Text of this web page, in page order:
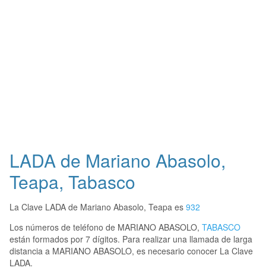
LADA de Mariano Abasolo,
Teapa, Tabasco
La Clave LADA de Mariano Abasolo, Teapa es 932
Los números de teléfono de MARIANO ABASOLO, TABASCO
están formados por 7 dígitos. Para realizar una llamada de larga
distancia a MARIANO ABASOLO, es necesario conocer La Clave
LADA.